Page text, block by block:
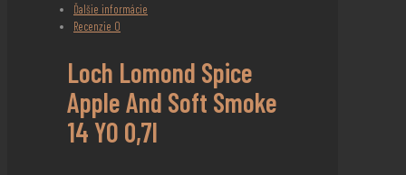
Ďalšie informácie
Recenzie 0
Loch Lomond Spice
Apple And Soft Smoke
14 YO 0,7l